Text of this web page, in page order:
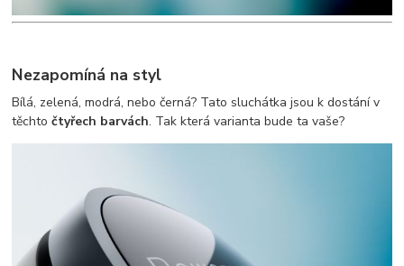
Nezapomíná na styl
Bílá, zelená, modrá, nebo černá? Tato sluchátka jsou k dostání v
těchto čtyřech barvách. Tak která varianta bude ta vaše?